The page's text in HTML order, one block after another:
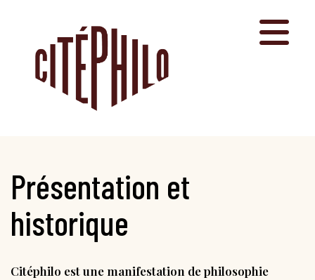
Présentation et
historique
Citéphilo est une manifestation de philosophie